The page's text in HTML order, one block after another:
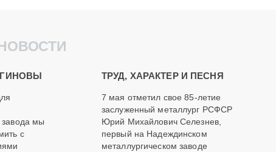
завода мы
с
ТРУД, ХАРАКТЕР И ПЕСНЯ
7 мая отметил свое 85-летие
заслуженный металлург РСФСР
Юрий Михайлович Селезнев,
первый на Надеждинском
металлургическом заводе